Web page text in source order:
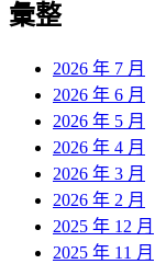
彙整
2026 年 7 月
2026 年 6 月
2026 年 5 月
2026 年 4 月
2026 年 3 月
2026 年 2 月
2025 年 12 月
2025 年 11 月